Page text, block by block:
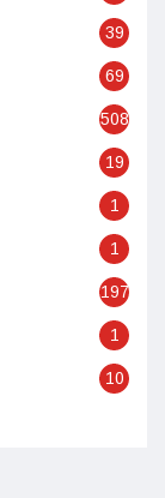
39
69
508
19
1
1
197
1
10